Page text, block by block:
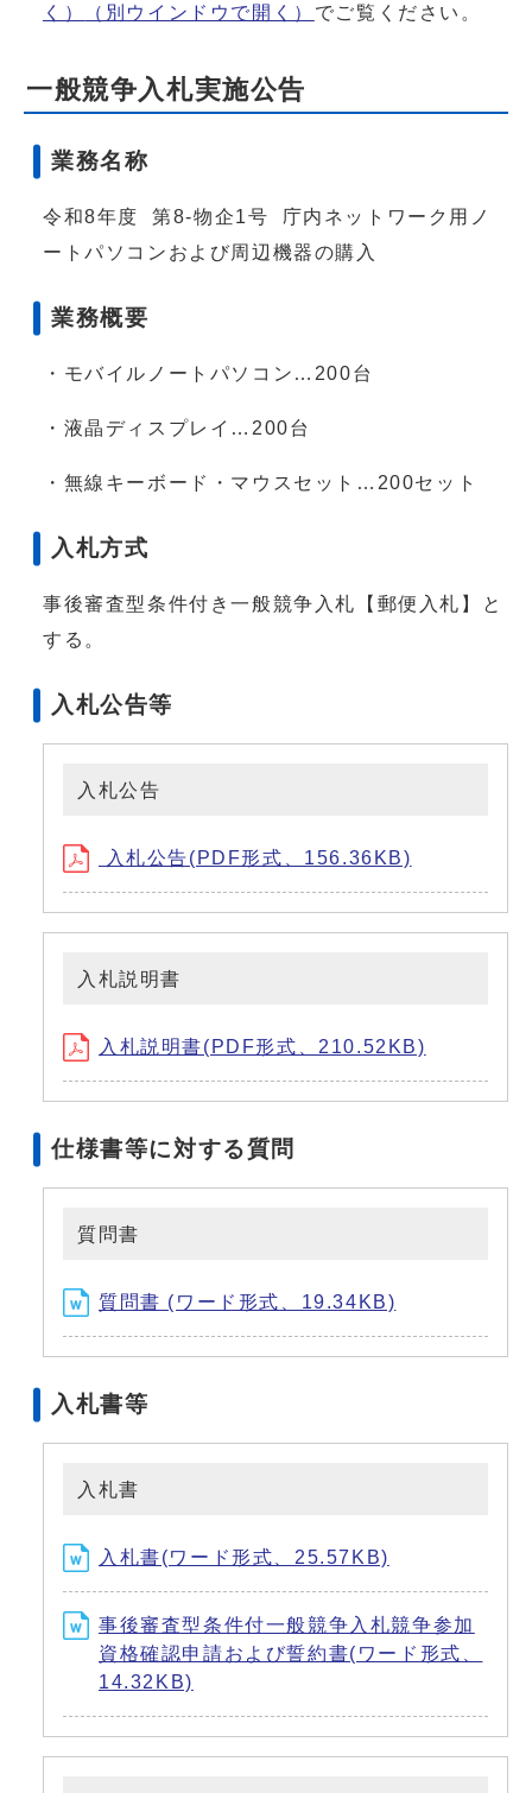
く）
（別ウインドウで開く） でご覧ください。
一般競争入札実施公告
業務名称
令和8年度 第8-物企1号 庁内ネットワーク用ノ
ートパソコンおよび周辺機器の購入
業務概要
・モバイルノートパソコン…200台
・液晶ディスプレイ…200台
・無線キーボード・マウスセット…200セット
入札方式
事後審査型条件付き一般競争入札【郵便入札】と
する。
入札公告等
入札公告
入札公告(PDF形式、156.36KB)
入札説明書
入札説明書(PDF形式、210.52KB)
仕様書等に対する質問
質問書
質問書 (ワード形式、19.34KB)
入札書等
入札書
入札書(ワード形式、25.57KB)
事後審査型条件付一般競争入札競争参加
資格確認申請および誓約書(ワード形式、
14.32KB)